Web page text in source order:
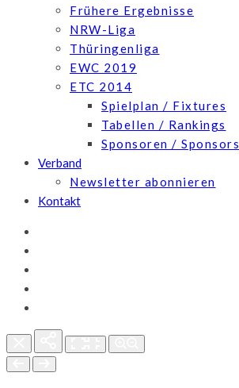
Frühere Ergebnisse
NRW-Liga
Thüringenliga
EWC 2019
ETC 2014
Spielplan / Fixtures
Tabellen / Rankings
Sponsoren / Sponsors
Verband
Newsletter abonnieren
Kontakt